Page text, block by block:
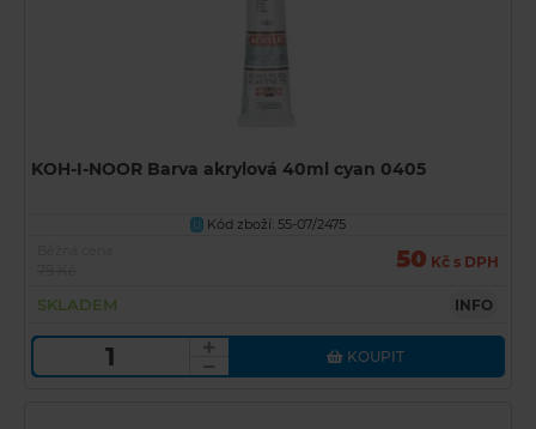
KOH-I-NOOR Barva akrylová 40ml cyan 0405
U
Kód zboží: 55-07/2475
50 Kč s DPH
SKLADEM INFO
KOUPIT